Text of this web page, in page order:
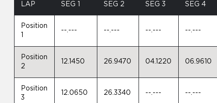
LAP SEG 1 SEG 2 SEG 3 SEG 4
Position
--.--- --.--- --.--- --.---
Position
2
12.1450 26.9470 04.1220 06.9610
Position
3
12.0650 26.3340 --.--- --.---